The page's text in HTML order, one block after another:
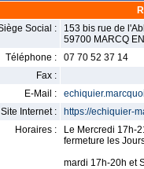
Social :
153 bis rue de
59700 MARCQ
Téléphone :
07 70 52 37 14
Fax :
E-Mail :
Site Internet :
https://echiquier-
Horaires :
Le Mercredi 17h-
fermeture les
mardi 17h-20h et